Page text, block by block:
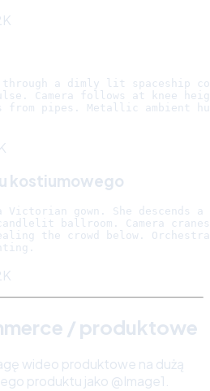
through a dimly lit spaceship
Camera follows at knee
from pipes. Metallic ambient
kostiumowego
Victorian gown. She descends a
ballroom. Camera cranes
the crowd below.
/ produktowe
wideo produktowe na dużą
produktu jako @Image1.